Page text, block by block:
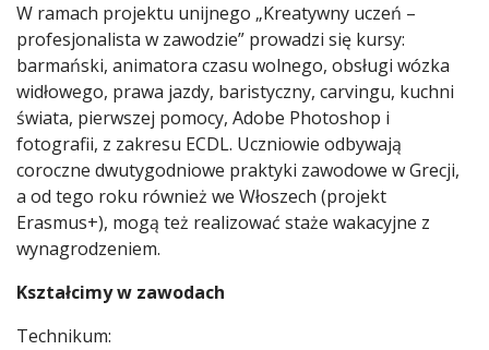
W ramach projektu unijnego „Kreatywny uczeń –
profesjonalista w zawodzie” prowadzi się kursy:
barmański, animatora czasu wolnego, obsługi wózka
widłowego, prawa jazdy, baristyczny, carvingu, kuchni
świata, pierwszej pomocy, Adobe Photoshop i
fotografii, z zakresu ECDL. Uczniowie odbywają
coroczne dwutygodniowe praktyki zawodowe w Grecji,
a od tego roku również we Włoszech (projekt
Erasmus+), mogą też realizować staże wakacyjne z
wynagrodzeniem.
Kształcimy w zawodach
Technikum: